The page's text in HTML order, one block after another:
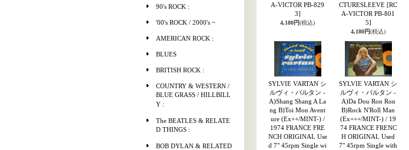
90's ROCK :
'00's ROCK / 2000's ~
AMERICAN ROCK :
BLUES
BRITISH ROCK :
COUNTRY & WESTERN /
BLUE GRASS / HILLBILL
Y :
The BEATLES & RELATE
D THINGS :
BOB DYLAN & RELATED
A-VICTOR PB-829
3]
4,180円(税込)
CTURESLEEVE [RC
A-VICTOR PB-801
5]
4,180円(税込)
SYLVIE VARTAN シ
ルヴィ・バルタン -
A)Shang Shang A La
ng B)Toi Mon Avent
ure (Ex++/MINT-) /
1974 FRANCE FRE
NCH ORIGINAL Use
d 7" 45rpm Single wi
SYLVIE VARTAN シ
ルヴィ・バルタン -
A)Da Dou Ron Ron
B)Rock N'Roll Man
(Ex+++/MINT-) / 19
74 FRANCE FRENC
H ORIGINAL Used
7" 45rpm Single with